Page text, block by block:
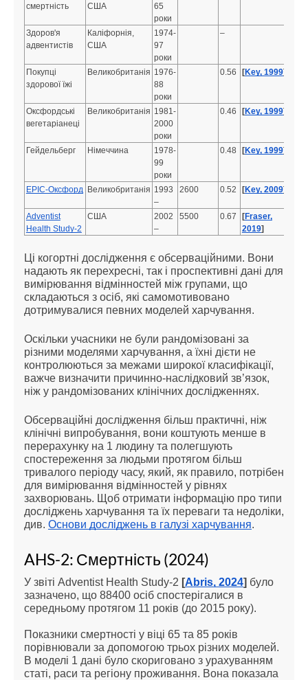
смертність
США
65
роки
Здоров'я
адвентистів
Каліфорнія,
США
1974-
97
роки
–
Покупці
здорової їжі
Великобританія 1976-
88
роки
0.56 [Key, 1999]
Оксфордські
вегетаріанеці
Великобританія 1981-
2000
роки
0.46 [Key, 1999]
Гейдельберг Німеччина
1978-
99
роки
0.48 [Key, 1999]
EPIC-Оксфорд Великобританія 1993
–
2600 0.52 [Key, 2009]
Adventist
Health Study-2
США
2002
–
5500 0.67 [Fraser,
2019]
Ці когортні дослідження є обсерваційними. Вони
надають як перехресні, так і проспективні дані для
вимірювання відмінностей між групами, що
складаються з осіб, які самомотивовано
дотримувалися певних моделей харчування.
Оскільки учасники не були рандомізовані за
різними моделями харчування, а їхні дієти не
контролюються за межами широкої класифікації,
важче визначити причинно-наслідковий зв’язок,
ніж у рандомізованих клінічних дослідженнях.
Обсерваційні дослідження більш практичні, ніж
клінічні випробування, вони коштують менше в
перерахунку на 1 людину та полегшують
спостереження за людьми протягом більш
тривалого періоду часу, який, як правило, потрібен
для вимірювання відмінностей у рівнях
захворювань. Щоб отримати інформацію про типи
досліджень харчування та їх переваги та недоліки,
див. Основи досліджень в галузі харчування.
AHS-2: Смертність (2024)
У звіті Adventist Health Study-2 [Abris, 2024] було
зазначено, що 88400 осіб спостерігалися в
середньому протягом 11 років (до 2015 року).
Показники смертності у віці 65 та 85 років
порівнювали за допомогою трьох різних моделей.
В моделі 1 дані було скориговано з урахуванням
статі, раси та регіону проживання. Вона показала